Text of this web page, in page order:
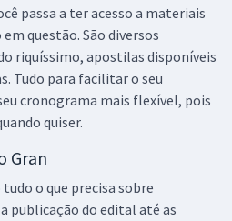
passa a ter acesso a materiais
questão. São diversos
riquíssimo, apostilas disponíveis
Tudo para facilitar o seu
cronograma mais flexível, pois
quiser.
Gran
o que precisa sobre
publicação do edital até as